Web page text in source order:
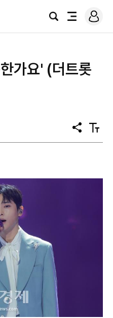
검
전
로
그
가요' (더트롯
공
유
텍
스